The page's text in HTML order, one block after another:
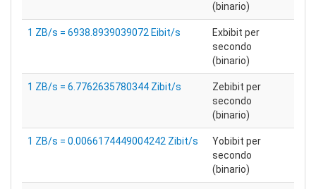
(binario)
1 ZB/s = 6938.8939039072 Eibit/s
Exbibit per
secondo
(binario)
1 ZB/s = 6.7762635780344 Zibit/s
Zebibit per
secondo
(binario)
1 ZB/s = 0.0066174449004242 Zibit/s
Yobibit per
secondo
(binario)